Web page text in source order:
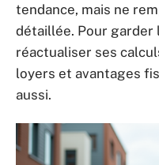
tendance, mais ne
détaillée. Pour garder
réactualiser ses
loyers et avantages
aussi.